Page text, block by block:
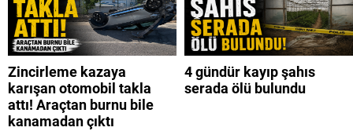
Zincirleme kazaya
karışan otomobil takla
attı! Araçtan burnu bile
kanamadan çıktı
4 gündür kayıp şahıs
serada ölü bulundu